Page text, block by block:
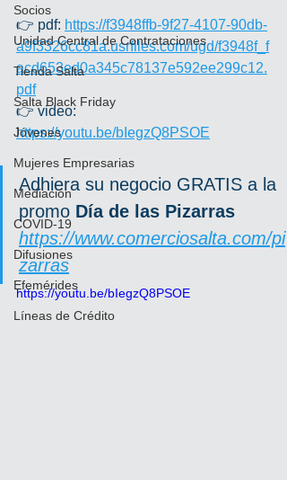
Socios
Unidad Central de Contrataciones
Tienda Salta
Salta Black Friday
Jóvenes
Mujeres Empresarias
Mediación
COVID-19
Difusiones
Efemérides
Líneas de Crédito
👉 pdf: https://f3948ffb-9f27-4107-90db-
a9f3326cc81a.usrfiles.com/ugd/f3948f_f
acd653ed0a345c78137e592ee299c12.
pdf
👉 video:
https://youtu.be/bIegzQ8PSOE
Adhiera su negocio GRATIS a la
promo Día de las Pizarras
https://www.comerciosalta.com/pi
zarras
https://youtu.be/bIegzQ8PSOE